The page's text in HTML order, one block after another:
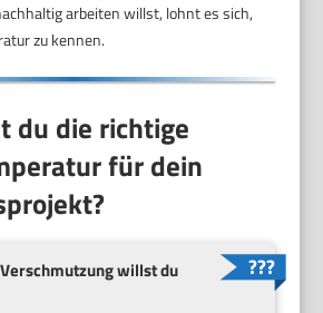
arbeiten willst, lohnt es sich,
zu kennen.
du die richtige
für dein
willst du